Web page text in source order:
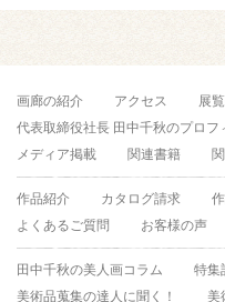
画廊の紹介 アクセス 展
代表取締役社長 田中千秋のプロフ
メディア掲載
関連書籍
作品紹介 カタログ請求
よくあるご質問
お客様の声
田中千秋の美人画コラム
特集
美術品蒐集の達人に聞く！
美